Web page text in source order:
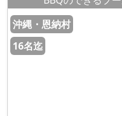
沖縄・恩納村
16名迄